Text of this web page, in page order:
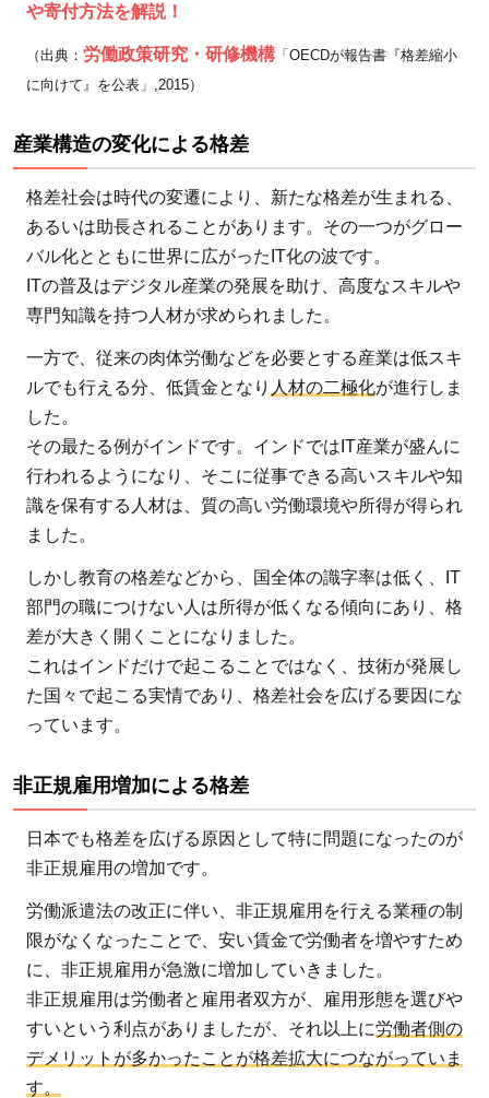
や寄付方法を解説！
（出典： 労働政策研究・研修機構 「OECDが報告書『格差縮小
に向けて』を公表」,2015）
産業構造の変化による格差
格差社会は時代の変遷により、新たな格差が生まれる、
あるいは助長されることがあります。その一つがグロー
バル化とともに世界に広がったIT化の波です。
ITの普及はデジタル産業の発展を助け、高度なスキルや
専門知識を持つ人材が求められました。
一方で、従来の肉体労働などを必要とする産業は低スキ
ルでも行える分、低賃金となり 人材の二極化が進行しま
した。
その最たる例がインドです。インドではIT産業が盛んに
行われるようになり、そこに従事できる高いスキルや知
識を保有する人材は、質の高い労働環境や所得が得られ
ました。
しかし教育の格差などから、国全体の識字率は低く、IT
部門の職につけない人は所得が低くなる傾向にあり、格
差が大きく開くことになりました。
これはインドだけで起こることではなく、技術が発展し
た国々で起こる実情であり、格差社会を広げる要因にな
っています。
非正規雇用増加による格差
日本でも格差を広げる原因として特に問題になったのが
非正規雇用の増加です。
労働派遣法の改正に伴い、非正規雇用を行える業種の制
限がなくなったことで、安い賃金で労働者を増やすため
に、非正規雇用が急激に増加していきました。
非正規雇用は労働者と雇用者双方が、雇用形態を選びや
すいという利点がありましたが、それ以上に労働者側の
デメリットが多かったことが格差拡大につながっていま
す。